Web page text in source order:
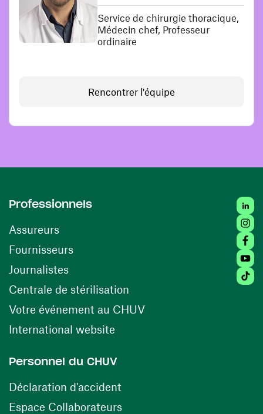
Service de chirurgie thoracique,
Médecin chef, Professeur
ordinaire
Rencontrer l'équipe
Professionnels
Assureurs
Fournisseurs(ouvre une nouvelle fenêtre)
Journalistes
Centrale de stérilisation (ouvre une nouvelle
Votre événement au CHUV(ouvre une nouvelle
International website
Personnel du CHUV
Déclaration d'accident
Espace Collaborateurs(ouvre une nouvelle fenêtre)